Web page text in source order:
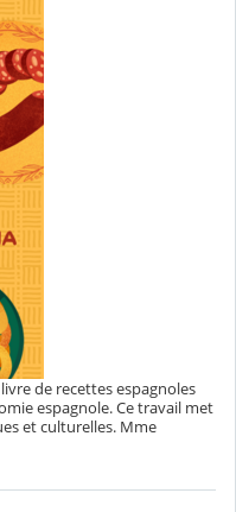
de recettes espagnoles
espagnole. Ce travail met
et culturelles. Mme